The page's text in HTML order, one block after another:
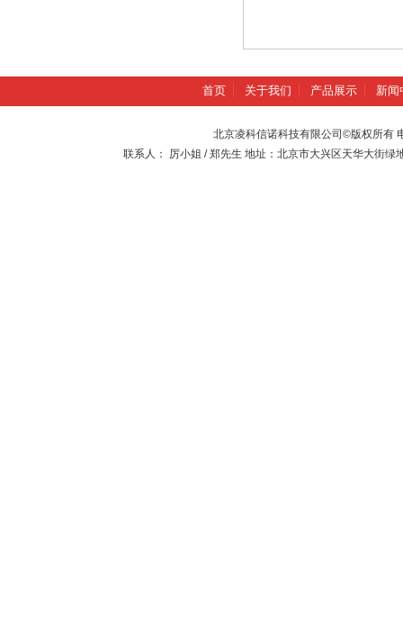
首页 关于我们 产品展示 新闻
北京凌科信诺科技有限公司©版权所有
联系人： 厉小姐 / 郑先生 地址：北京市大兴区天华大街